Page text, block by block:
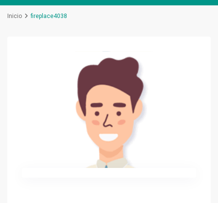
Inicio fireplace4038